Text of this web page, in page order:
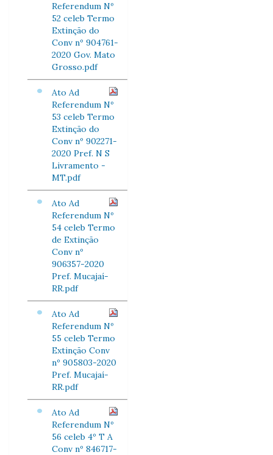
Referendum Nº
52 celeb Termo
Extinção do
Conv nº 904761-
2020 Gov. Mato
Grosso.pdf
Ato Ad
Referendum Nº
53 celeb Termo
Extinção do
Conv nº 902271-
2020 Pref. N S
Livramento -
MT.pdf
Ato Ad
Referendum Nº
54 celeb Termo
de Extinção
Conv nº
906357-2020
Pref. Mucajaí-
RR.pdf
Ato Ad
Referendum Nº
55 celeb Termo
Extinção Conv
nº 905803-2020
Pref. Mucajaí-
RR.pdf
Ato Ad
Referendum Nº
56 celeb 4º T A
Conv nº 846717-